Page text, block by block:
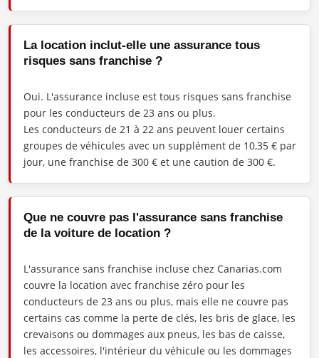
La location inclut-elle une assurance tous
risques sans franchise ?
Oui. L'assurance incluse est tous risques sans franchise
pour les conducteurs de 23 ans ou plus.
Les conducteurs de 21 à 22 ans peuvent louer certains
groupes de véhicules avec un supplément de 10,35 € par
jour, une franchise de 300 € et une caution de 300 €.
Que ne couvre pas l'assurance sans franchise
de la voiture de location ?
L'assurance sans franchise incluse chez Canarias.com
couvre la location avec franchise zéro pour les
conducteurs de 23 ans ou plus, mais elle ne couvre pas
certains cas comme la perte de clés, les bris de glace, les
crevaisons ou dommages aux pneus, les bas de caisse,
les accessoires, l'intérieur du véhicule ou les dommages